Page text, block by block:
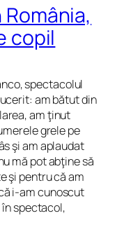
copil
spectacolul
am bătut din
am ţinut
grele pe
şi am aplaudat
mă pot abţine să
şi pentru că am
i-am cunoscut
spectacol,